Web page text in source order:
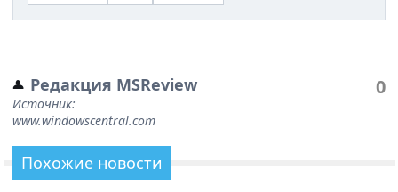
Редакция MSReview
Источник:
www.windowscentral.com
0
Похожие новости